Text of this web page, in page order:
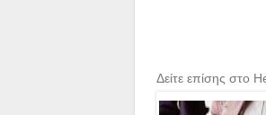
Δείτε επίσης στο